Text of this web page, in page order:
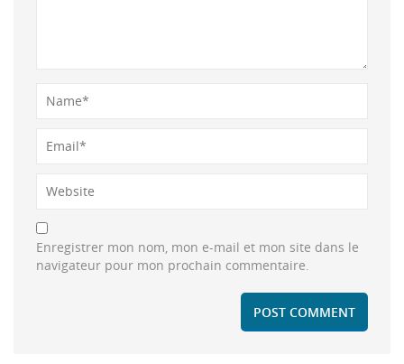
Enregistrer mon nom, mon e-mail et mon site dans le
navigateur pour mon prochain commentaire.